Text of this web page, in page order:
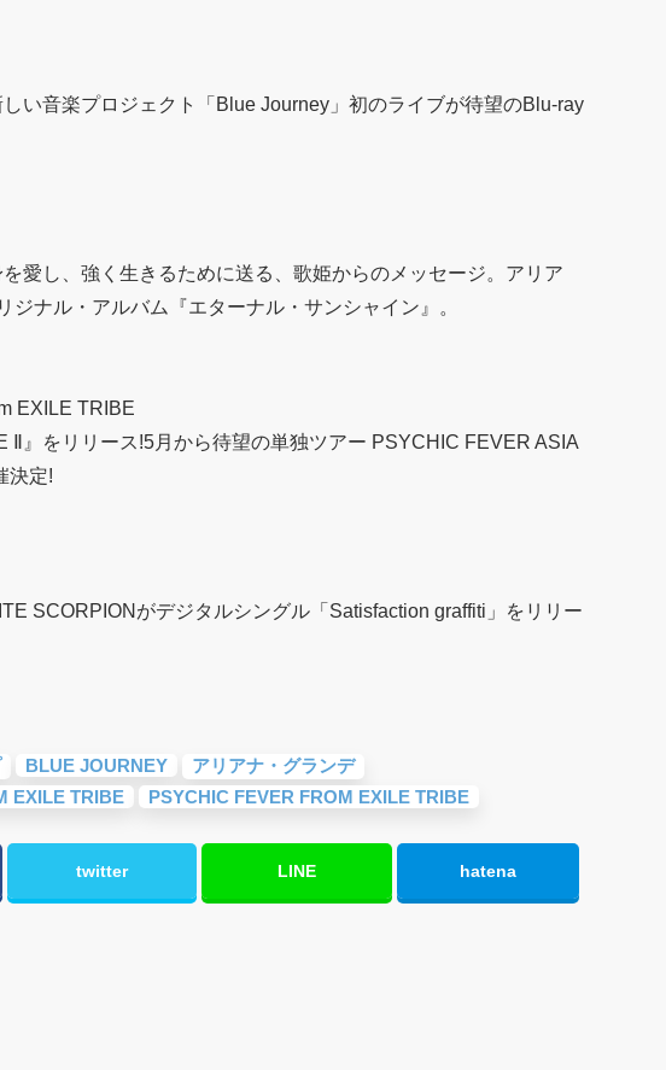
しい音楽プロジェクト「Blue Journey」初のライブが待望のBlu-ray
愛し、強く生きるために送る、歌姫からのメッセージ。アリア
ジナル・アルバム『エターナル・サンシャイン』。
EXILE TRIBE
Ⅱ』をリリース!5月から待望の単独ツアー PSYCHIC FEVER ASIA
決定!
SCORPIONがデジタルシングル「Satisfaction graffiti」をリリー
BLUE JOURNEY
アリアナ・グランデ
EXILE TRIBE
PSYCHIC FEVER FROM EXILE TRIBE
twitter LINE hatena